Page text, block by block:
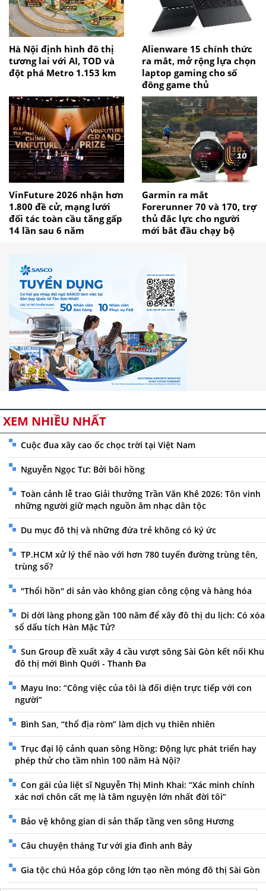
Hà Nội định hình đô thị
tương lai với AI, TOD và
đột phá Metro 1.153 km
Alienware 15 chính thức
ra mắt, mở rộng lựa chọn
laptop gaming cho số
đông game thủ
VinFuture 2026 nhận hơn
1.800 đề cử, mạng lưới
đối tác toàn cầu tăng gấp
14 lần sau 6 năm
Garmin ra mắt
Forerunner 70 và 170, trợ
thủ đắc lực cho người
mới bắt đầu chạy bộ
XEM NHIỀU NHẤT
Cuộc đua xây cao ốc chọc trời tại Việt Nam
Nguyễn Ngọc Tư: Bởi bôi hồng
Toàn cảnh lễ trao Giải thưởng Trần Văn Khê 2026: Tôn vinh
những người giữ mạch nguồn âm nhạc dân tộc
Du mục đô thị và những đứa trẻ không có ký ức
TP.HCM xử lý thế nào với hơn 780 tuyến đường trùng tên,
trùng số?
"Thổi hồn" di sản vào không gian công cộng và hàng hóa
Di dời làng phong gần 100 năm để xây đô thị du lịch: Có xóa
sổ dấu tích Hàn Mặc Tử?
Sun Group đề xuất xây 4 cầu vượt sông Sài Gòn kết nối Khu
đô thị mới Bình Quới - Thanh Đa
Mayu Ino: “Công việc của tôi là đối diện trực tiếp với con
người”
Bình San, “thổ địa ròm” làm dịch vụ thiên nhiên
Trục đại lộ cảnh quan sông Hồng: Động lực phát triển hay
phép thử cho tầm nhìn 100 năm Hà Nội?
Con gái của liệt sĩ Nguyễn Thị Minh Khai: “Xác minh chính
xác nơi chôn cất mẹ là tâm nguyện lớn nhất đời tôi”
Bảo vệ không gian di sản thấp tầng ven sông Hương
Câu chuyện tháng Tư với gia đình anh Bảy
Gia tộc chú Hỏa góp công lớn tạo nền móng đô thị Sài Gòn